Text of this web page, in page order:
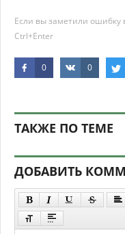
Если вы заметили ошибку
Ctrl+Enter
0 0
ТАКЖЕ ПО ТЕМЕ
ДОБАВИТЬ